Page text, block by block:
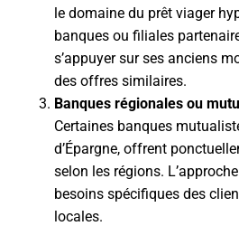
le domaine du prêt viager
banques ou filiales
s’appuyer sur ses anciens
des offres similaires.
Banques régionales ou
Certaines banques
d’Épargne, offrent
selon les régions.
besoins spécifiques des
locales.